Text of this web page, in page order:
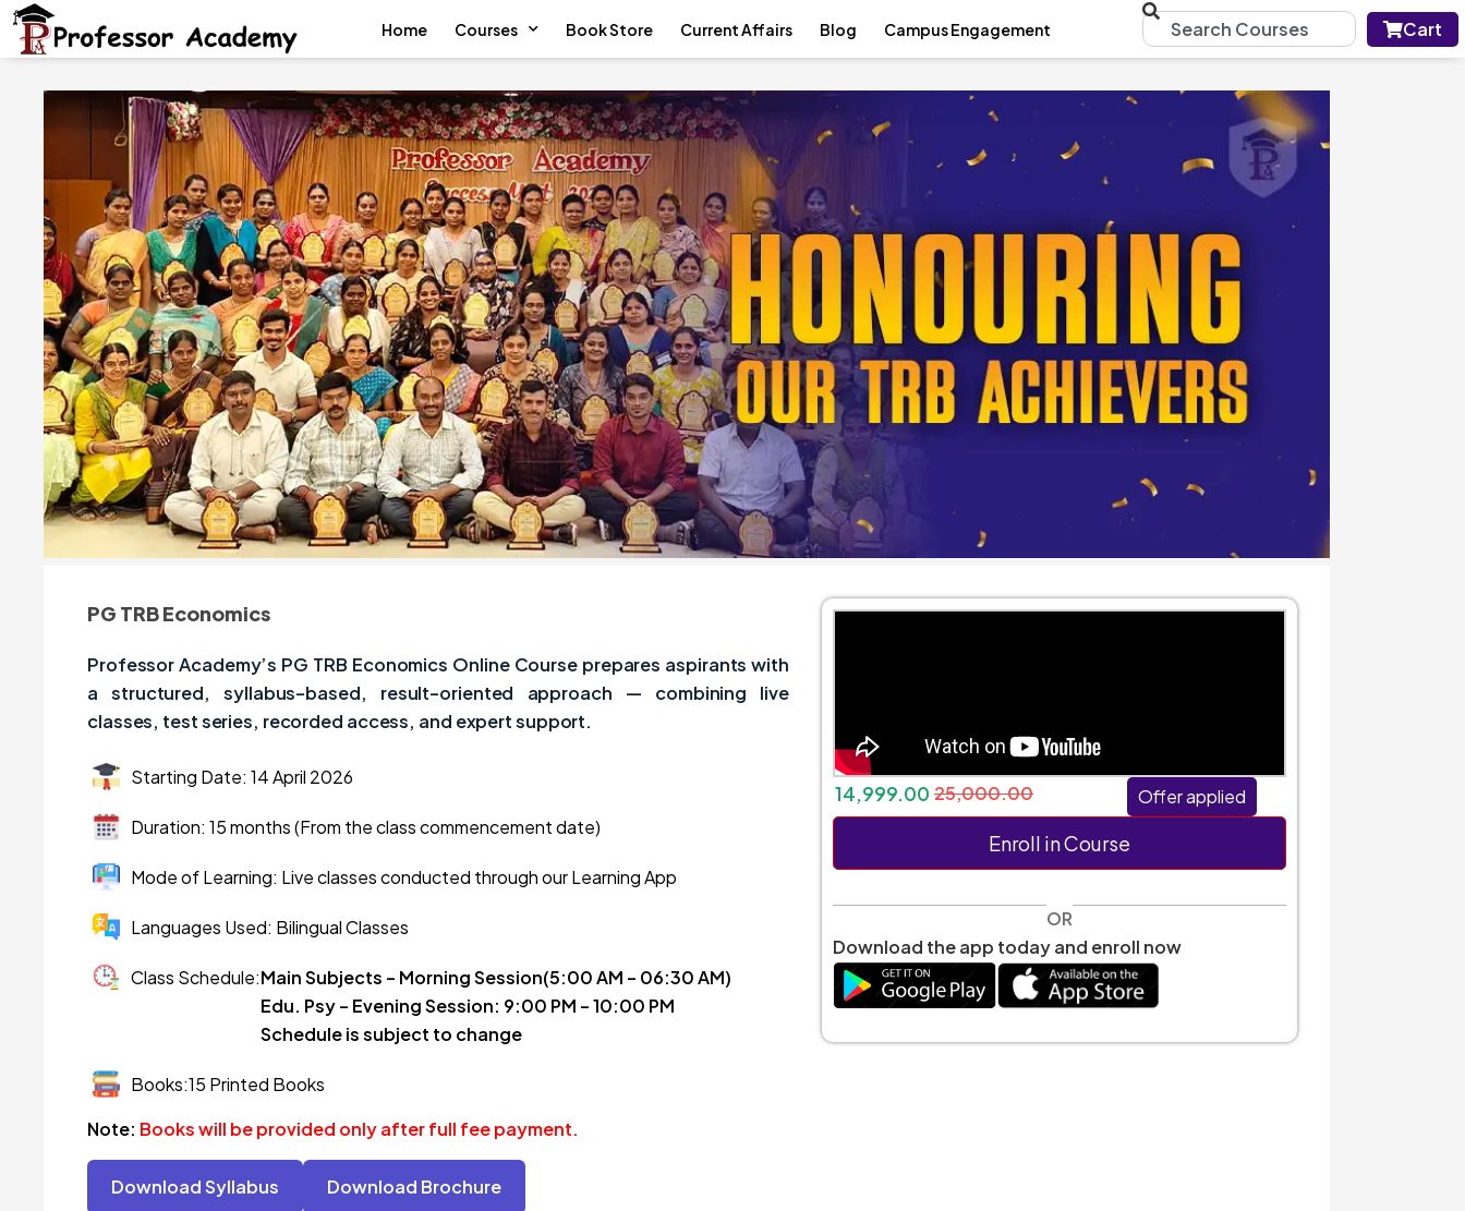
Home Courses Book Store Current Affairs Blog Campus Engagement Cart
PG TRB Economics
Professor Academy’s PG TRB Economics Online Course prepares aspirants with
a structured, syllabus-based, result-oriented approach — combining live
classes, test series, recorded access, and expert support.
Starting Date: 14 April 2026
Duration: 15 months (From the class commencement date)
Mode of Learning: Live classes conducted through our Learning App
Languages Used: Bilingual Classes
Class Schedule:Main Subjects – Morning Session(5:00 AM – 06:30 AM)
Edu. Psy – Evening Session: 9:00 PM – 10:00 PM
Schedule is subject to change
Books:15 Printed Books
Note: Books will be provided only after full fee payment.
Download Syllabus Download Brochure
25,000.00
14,999.00 Offer applied
Enroll in Course
OR
Download the app today and enroll now